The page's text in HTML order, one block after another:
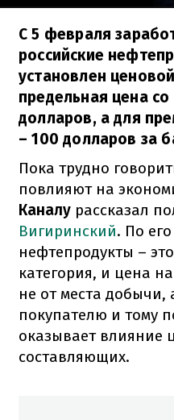
С 5 февраля
российские
установлен
предельная цена
долларов, а для
– 100 долларов за
Пока трудно
повлияют на
Каналу рассказал
Вигиринский. По
нефтепродукты –
категория, и цена
не от места добычи,
покупателю и тому
оказывает влияние
составляющих.